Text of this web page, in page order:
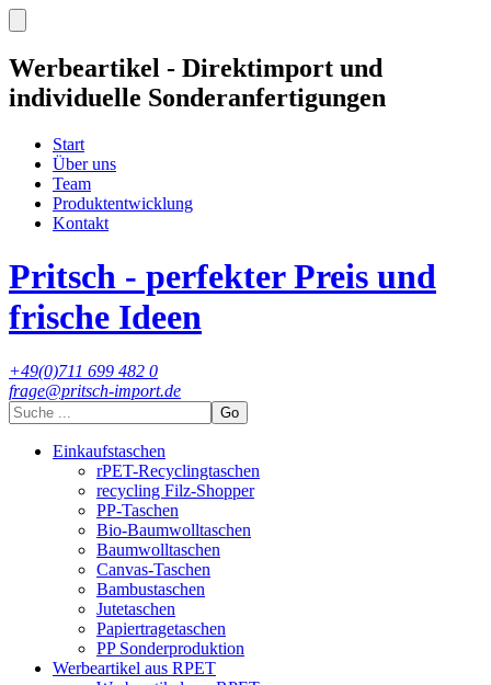
Werbeartikel - Direktimport und
individuelle Sonderanfertigungen
Start
Über uns
Team
Produktentwicklung
Kontakt
Pritsch - perfekter Preis und
frische Ideen
+49(0)711 699 482 0
frage@pritsch-import.de
Go
Einkaufstaschen
rPET-Recyclingtaschen
recycling Filz-Shopper
PP-Taschen
Bio-Baumwolltaschen
Baumwolltaschen
Canvas-Taschen
Bambustaschen
Jutetaschen
Papiertragetaschen
PP Sonderproduktion
Werbeartikel aus RPET